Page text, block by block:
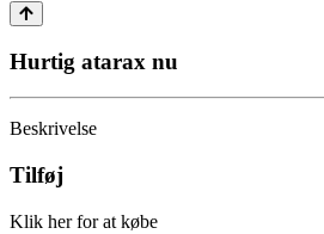
Hurtig atarax nu
Beskrivelse
Tilføj
Klik her for at købe